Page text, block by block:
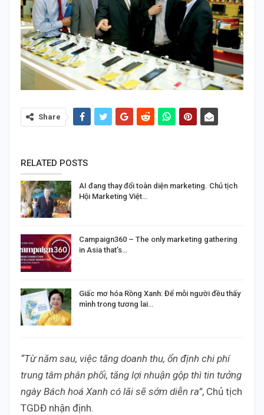
Share
RELATED POSTS
AI đang thay đổi toàn diện marketing. Chủ tịch
Hội Marketing Việt…
Campaign360 – The only marketing gathering
in Asia that’s…
Giấc mơ hóa Rồng Xanh: Để mỗi người đều thấy
mình trong tương lai…
“Từ năm sau, việc tăng doanh thu, ổn định chi phí
trung tâm phân phối, tăng lợi nhuận gộp thì tin tưởng
ngày Bách hoá Xanh có lãi sẽ sớm diễn ra”, Chủ tịch
TGDĐ nhận định.